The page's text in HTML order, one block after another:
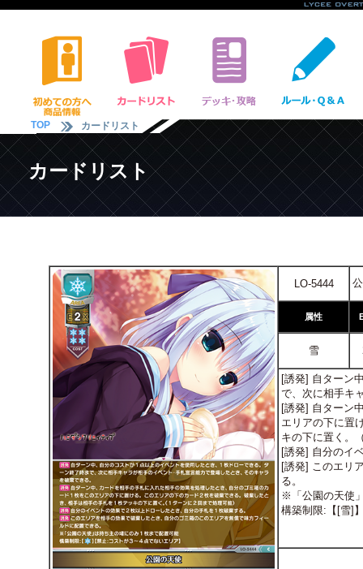
TOP カードリスト
カードリスト
LO-5444
属性
雪
[誘発] 自ターン
で、次に相手キ
[誘発] 自ターン
エリアの下に置
キの下に置く。
[誘発] 自分のイ
[誘発] このエリ
る。
※「公園の天使
構築制限:【[雪]